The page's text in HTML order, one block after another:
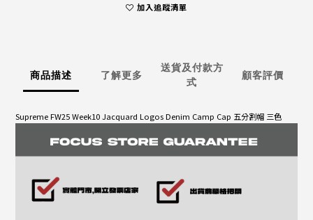
加入追蹤清單
商品描述 了解更多
送貨及付款方
式
顧客評價
Supreme FW25 Week10 Jacquard Logos Denim Camp Cap 五分割帽 三色